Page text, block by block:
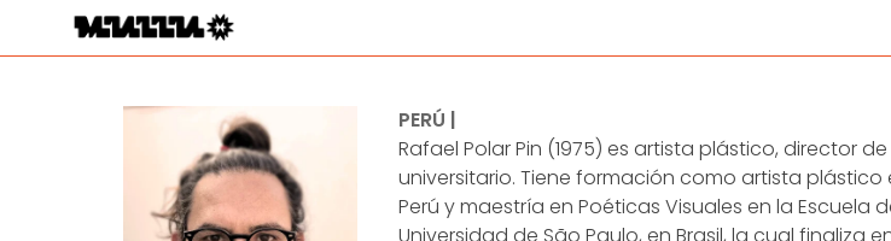
PERÚ |
Rafael Polar Pin (1975) es artista plástico, director
universitario. Tiene formación como artista
Perú y maestría en Poéticas Visuales en la Escuela
Universidad de São Paulo, en Brasil, la cual finaliza